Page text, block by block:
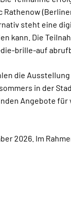
steht eine
kann. Die
brille-auf
die Ausstellung
in der
Angebote für
2026. Im